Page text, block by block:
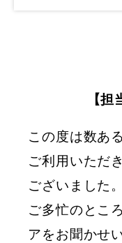
【
この度は数あ
ご利用いただ
ございました。
ご多忙のとこ
アをお聞かせ